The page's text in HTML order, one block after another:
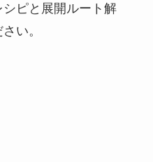
ピと展開ルート解
い。